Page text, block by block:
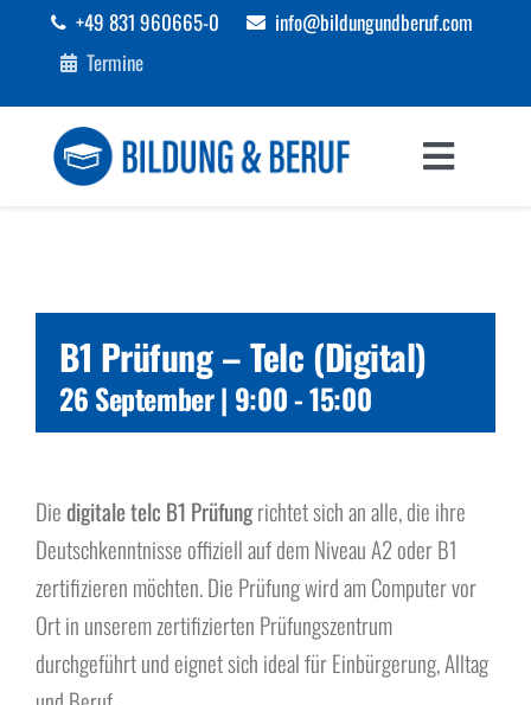
+49 831 960665-0
info@bildungundberuf.com
Termine
Toggle
Bildung
Beruf
Über uns
B1 Prüfung – Telc (Digital)
26 September | 9:00-15:00
Diedigitale telc B1 Prüfungrichtet sich an alle, die ihre
Deutschkenntnisse offiziell auf dem Niveau A2 oder B1
zertifizieren möchten. Die Prüfung wird am Computer vor
Ort in unserem zertifizierten Prüfungszentrum
durchgeführt und eignet sich ideal für Einbürgerung, Alltag